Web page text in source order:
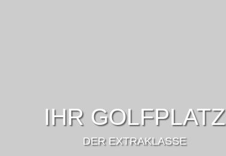
IHR GOLFPLATZ
DER EXTRAKLASSE